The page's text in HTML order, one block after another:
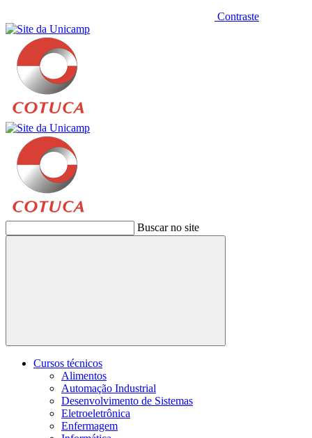
Contraste
Buscar no site
Buscar
Cursos técnicos
Alimentos
Automação Industrial
Desenvolvimento de Sistemas
Eletroeletrônica
Enfermagem